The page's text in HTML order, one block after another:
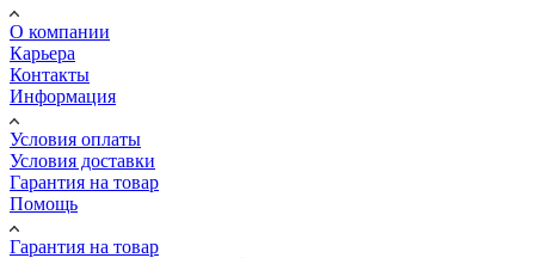
О компании
Карьера
Контакты
Информация
Условия оплаты
Условия доставки
Гарантия на товар
Помощь
Гарантия на товар